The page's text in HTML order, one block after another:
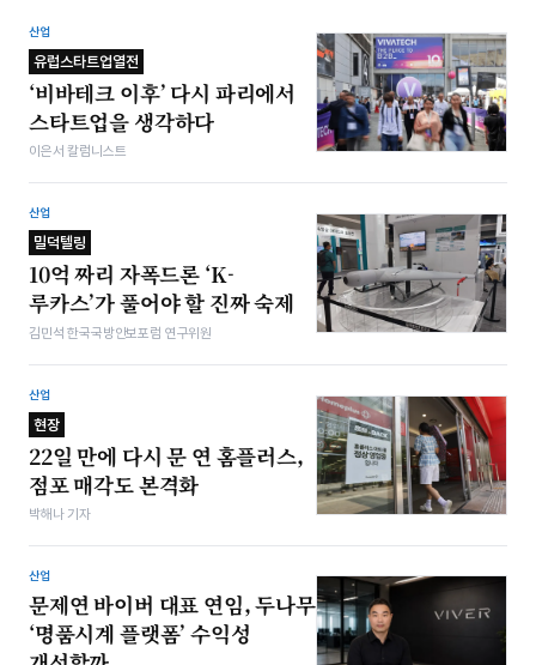
산업
유럽스타트업열전
‘비바테크 이후’ 다시 파리에서
스타트업을 생각하다
이은서 칼럼니스트
산업
밀덕텔링
10억 짜리 자폭드론 ‘K-
루카스’가 풀어야 할 진짜 숙제
김민석 한국국방안보포럼 연구위원
산업
현장
22일 만에 다시 문 연 홈플러스,
점포 매각도 본격화
박해나 기자
산업
문제연 바이버 대표 연임, 두나무
‘명품시계 플랫폼’ 수익성